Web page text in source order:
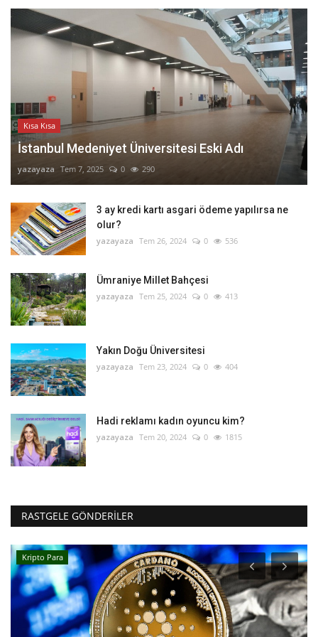
Kısa Kısa
İstanbul Medeniyet Üniversitesi Eski Adı
yazayaza Tem 7, 2025 0 290
3 ay kredi kartı asgari ödeme yapılırsa ne
olur?
yazayaza Tem 26, 2024 0 536
Ümraniye Millet Bahçesi
yazayaza Tem 25, 2024 0 413
Yakın Doğu Üniversitesi
yazayaza Tem 23, 2024 0 404
Hadi reklamı kadın oyuncu kim?
yazayaza Tem 20, 2024 0 1815
RASTGELE GÖNDERILER
Kripto Para